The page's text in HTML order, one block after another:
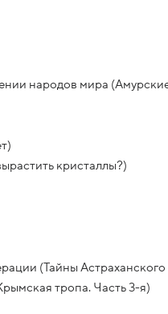
народов мира
кристаллы?)
(Тайны Астраханского
тропа. Часть 3-я)